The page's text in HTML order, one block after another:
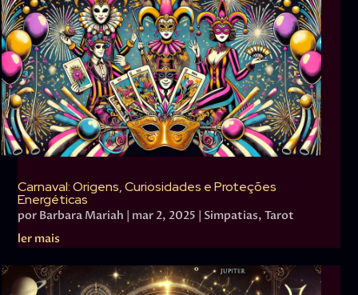
Carnaval: Origens, Curiosidades e Proteções
Energéticas
por Barbara Mariah | mar 2, 2025 | Simpatias,Tarot
ler mais